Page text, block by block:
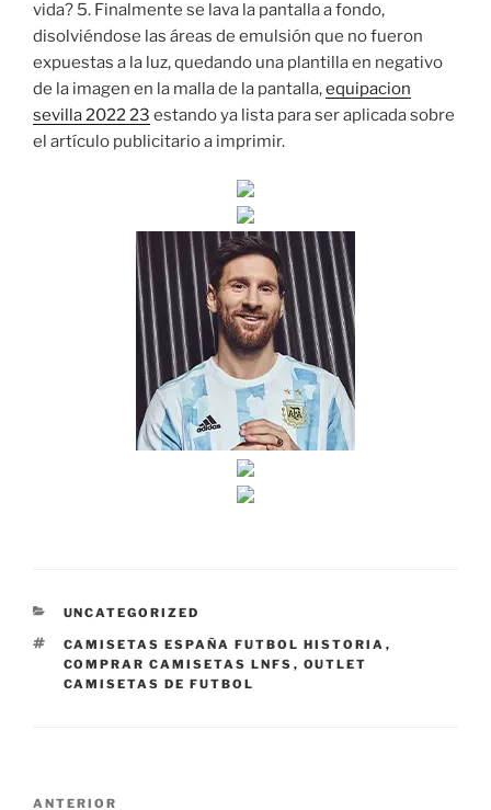
vida? 5. Finalmente se lava la pantalla a fondo,
disolviéndose las áreas de emulsión que no fueron
expuestas a la luz, quedando una plantilla en negativo
de la imagen en la malla de la pantalla,equipacion
sevilla 2022 23 estando ya lista para ser aplicada sobre
el artículo publicitario a imprimir.
CATEGORÍAS
UNCATEGORIZED
ETIQUETAS
CAMISETAS ESPAÑA FUTBOL HISTORIA ,
COMPRAR CAMISETAS LNFS , OUTLET
CAMISETAS DE FUTBOL
Navegación
Entrada
ANTERIOR